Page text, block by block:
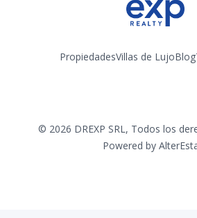
PropiedadesVillas de LujoBlog
© 2026 DREXP SRL, Todos los
Powered by